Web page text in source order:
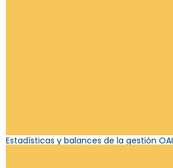
Estadísticas y balances de la gestión OAI